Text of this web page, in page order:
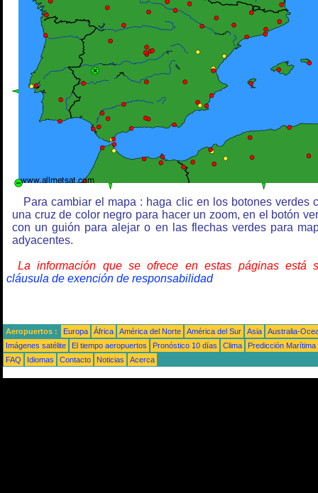
Para cambiar el mapa : haga clic en los botones verdes
una cruz de color negro para hacer un zoom, en el botón
con un guión para alejar o en las flechas verdes para
adyacentes.
La información que se ofrece en estas páginas está
cláusula de exención de responsabilidad
Aeropuertos : Europa África América del Norte América del Sur Asia
Australia-
Imágenes satélite
El tiempo aeropuertos Pronóstico 10 días Clima
Predicción Marítima
FAQ
Idiomas Contacto Noticias Acerca